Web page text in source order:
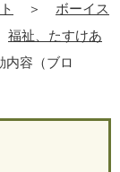
＞
ボーイス
福祉、たすけあ
内容（ブロ